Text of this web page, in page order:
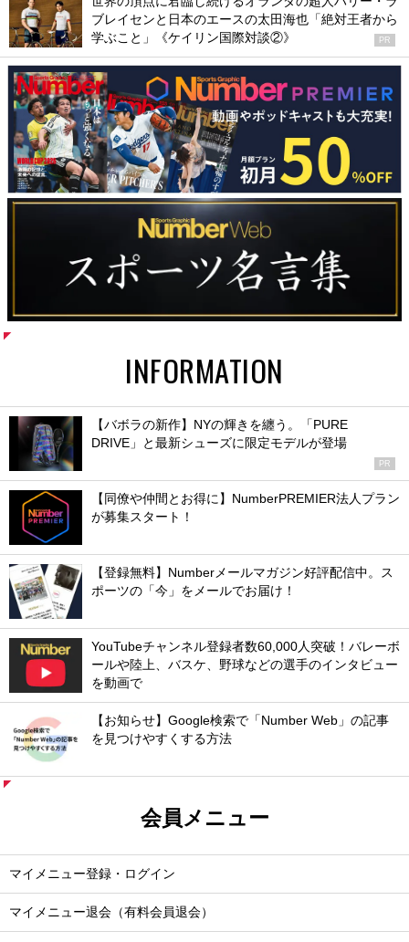
ブレイセンと日本のエースの太田海也「絶対王者から
学ぶこと」《ケイリン国際対談②》
PR
INFORMATION
【バボラの新作】NYの輝きを纏う。「PURE
DRIVE」と最新シューズに限定モデルが登場
PR
【同僚や仲間とお得に】NumberPREMIER法人プラン
が募集スタート！
【登録無料】Numberメールマガジン好評配信中。ス
ポーツの「今」をメールでお届け！
YouTubeチャンネル登録者数60,000人突破！バレーボ
ールや陸上、バスケ、野球などの選手のインタビュー
を動画で
【お知らせ】Google検索で「Number Web」の記事
を見つけやすくする方法
会員メニュー
マイメニュー登録・ログイン
マイメニュー退会（有料会員退会）